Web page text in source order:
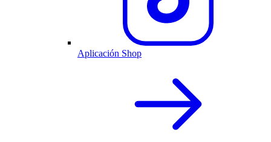
Aplicación Shop